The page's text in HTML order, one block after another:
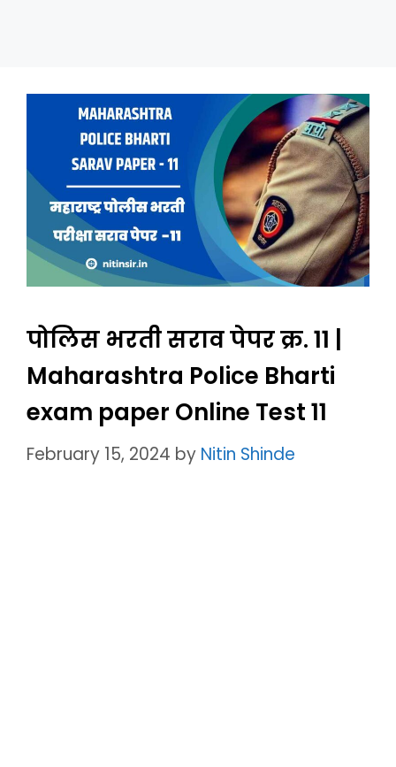
पोलिस भरती सराव पेपर क्र. 11 |
Maharashtra Police Bharti
exam paper Online Test 11
February 15, 2024 by Nitin Shinde